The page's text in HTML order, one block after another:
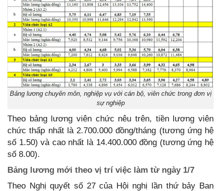
Bảng lương chuyên môn, nghiệp vụ với cán bộ, viên chức trong đơn vị
sự nghiệp
Theo bảng lương viên chức nêu trên, tiền lương viên
chức thấp nhất là 2.700.000 đồng/tháng (tương ứng hệ
số 1.50) và cao nhất là 14.400.000 đồng (tương ứng hệ
số 8.00).
Bảng lương mới theo vị trí việc làm từ ngày 1/7
Theo Nghị quyết số 27 của Hội nghị lần thứ bảy Ban